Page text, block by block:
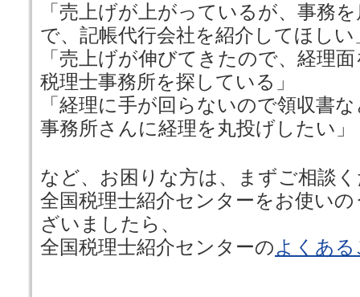
「売上げが上がっているが、事務
で、記帳代行会社を紹介してほしい
「売上げが伸びてきたので、経理
税理士事務所を探している」
「経理に手が回らないので領収書
事務所さんに経理を丸投げしたい」
など、お困りな方は、まずご相談
全国税理士紹介センターをお使い
ざいましたら、
全国税理士紹介センターのよくあ